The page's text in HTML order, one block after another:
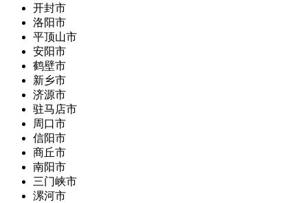
开封市
洛阳市
平顶山市
安阳市
鹤壁市
新乡市
济源市
驻马店市
周口市
信阳市
商丘市
南阳市
三门峡市
漯河市